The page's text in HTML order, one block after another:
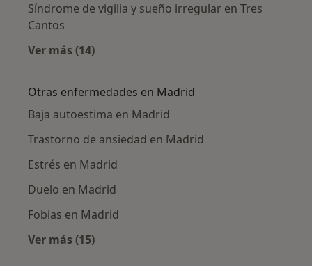
Síndrome de vigilia y sueño irregular en Tres
Cantos
Ver más (14)
Otras enfermedades en Madrid
Baja autoestima en Madrid
Trastorno de ansiedad en Madrid
Estrés en Madrid
Duelo en Madrid
Fobias en Madrid
Ver más (15)